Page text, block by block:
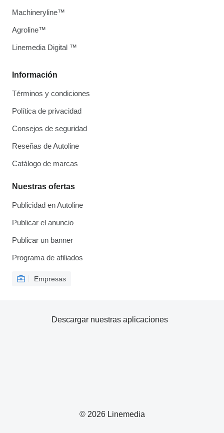
Información
Términos y condiciones
Política de privacidad
Consejos de seguridad
Reseñas de Autoline
Catálogo de marcas
Nuestras ofertas
Publicidad en Autoline
Publicar el anuncio
Publicar un banner
Programa de afiliados
Empresas
Machineryline™
Agroline™
Linemedia Digital ™
© 2026 Linemedia
Descargar nuestras aplicaciones